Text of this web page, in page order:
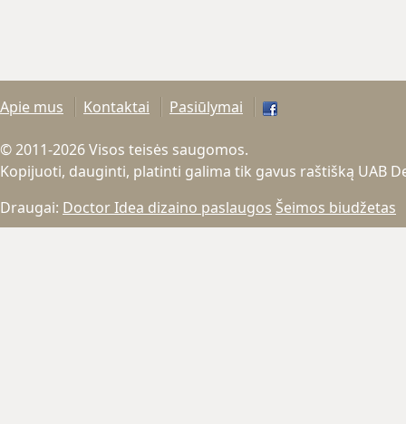
Apie mus Kontaktai Pasiūlymai
© 2011-2026 Visos teisės saugomos.
Kopijuoti, dauginti, platinti galima tik gavus raštišką UAB
Draugai: Doctor Idea dizaino paslaugos Šeimos biudžetas